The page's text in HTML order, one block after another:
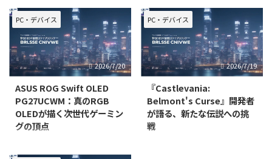
え、特にVR（仮想現実）コンテ
ンツは、観る者にこれまでにない
没入感と深い体験を提供していま
す。ただ映像を「観る」だけでな
く、物語の世界に「入り込む」こ
とで、登場人物の感情や背景をよ
しく、特にAI技術の統合によっ
て、その可能性は大きく広がって
います。しかし、数多ある製品の
中から、自分のニーズに本当に合
った一台を見つけ出すのは容易で
はありません。多くのユーザーが
「最新のAI機能って具体的に何
PC・デバイス
2026/7/20
ASUS ROG Swift OLED
PG27UCWM：真のRGB
OLEDが描く次世代ゲーミン
グの頂点
ることを知りませんが、その中で
PC・デバイス
2026/7/19
『Castlevania:
Belmont's Curse』開発者
が語る、新たな伝説への挑
戦